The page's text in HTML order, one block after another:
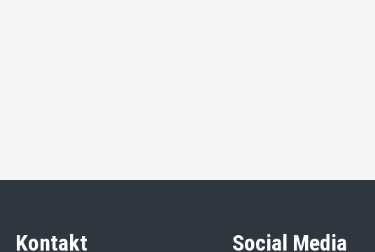
Kontakt Social Media